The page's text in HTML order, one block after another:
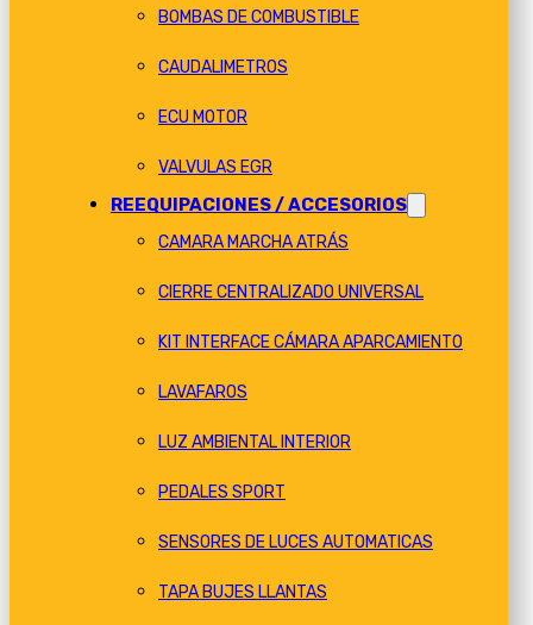
BOMBAS DE COMBUSTIBLE
CAUDALIMETROS
ECU MOTOR
VALVULAS EGR
REEQUIPACIONES / ACCESORIOS
CAMARA MARCHA ATRÁS
CIERRE CENTRALIZADO UNIVERSAL
KIT INTERFACE CÁMARA APARCAMIENTO
LAVAFAROS
LUZ AMBIENTAL INTERIOR
PEDALES SPORT
SENSORES DE LUCES AUTOMATICAS
TAPA BUJES LLANTAS